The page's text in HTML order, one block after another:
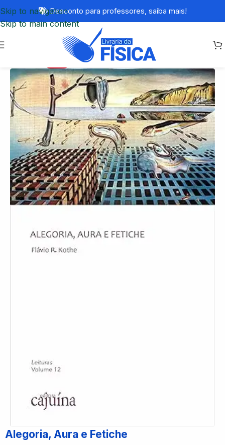
Skip to navigation
Skip to main content
Desconto para professores, saiba mais!
Alegoria, Aura e Fetiche